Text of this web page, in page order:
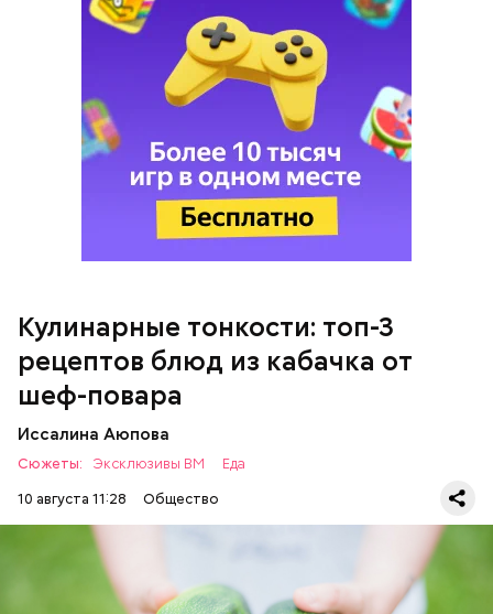
Кулинарные тонкости: топ-3
рецептов блюд из кабачка от
шеф-повара
Иссалина Аюпова
Сюжеты: Эксклюзивы ВМ
Еда
10 августа 11:28
Общество
Что понадобится:
Кабачок — 1 шт.
Желтый болгарский перец — 1 шт.
Красный болгарский перец — 1 шт.
Зеленый перец — 1 шт.
Красный лук — 1 шт.
Баклажан — 1 шт.
Помидор — 2 шт.
Для кулича понадобится: